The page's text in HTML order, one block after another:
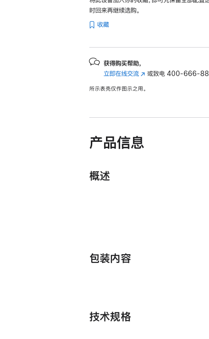
时回来再继续选购。
收藏
获得购买帮助，
立即在线交流 (在 或致电400-666-
所示表壳仅作图示之用。
产品信息
概述
包装内容
技术规格